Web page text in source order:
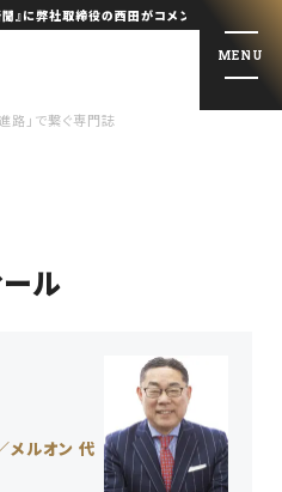
』に弊社取締役の西田がコメント提供しました
路」で繋ぐ専門誌
MENU
ル
メルオン 代
校と学習塾を「進路」で繋ぐ専門誌